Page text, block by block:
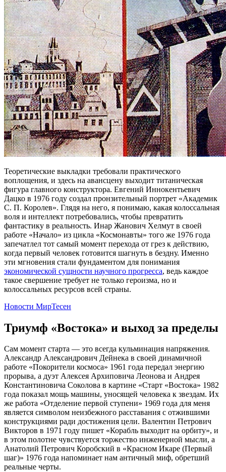
Теоретические выкладки требовали практического
воплощения, и здесь на авансцену выходит титаническая
фигура главного конструктора. Евгений Иннокентьевич
Дацко в 1976 году создал пронзительный портрет «Академик
С. П. Королев». Глядя на него, я понимаю, какая колоссальная
воля и интеллект потребовались, чтобы превратить
фантастику в реальность. Инар Жанович Хелмут в своей
работе «Начало» из цикла «Космонавты» того же 1976 года
запечатлел тот самый момент перехода от грез к действию,
когда первый человек готовится шагнуть в бездну. Именно
эти мгновения стали фундаментом для понимания
экономической сущности научного прогресса, ведь каждое
такое свершение требует не только героизма, но и
колоссальных ресурсов всей страны.
Новости МирТесен
Триумф «Востока» и выход за пределы
Сам момент старта — это всегда кульминация напряжения.
Александр Александрович Дейнека в своей динамичной
работе «Покорители космоса» 1961 года передал энергию
прорыва, а дуэт Алексея Архиповича Леонова и Андрея
Константиновича Соколова в картине «Старт «Востока» 1982
года показал мощь машины, уносящей человека к звездам. Их
же работа «Отделение первой ступени» 1969 года для меня
является символом неизбежного расставания с отжившими
конструкциями ради достижения цели. Валентин Петрович
Викторов в 1971 году пишет «Корабль выходит на орбиту», и
в этом полотне чувствуется торжество инженерной мысли, а
Анатолий Петрович Коробский в «Красном Икаре (Первый
шаг)» 1976 года напоминает нам античный миф, обретший
реальные черты.